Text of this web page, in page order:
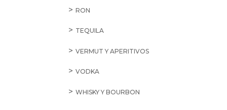
RON
TEQUILA
VERMUT Y APERITIVOS
VODKA
WHISKY Y BOURBON